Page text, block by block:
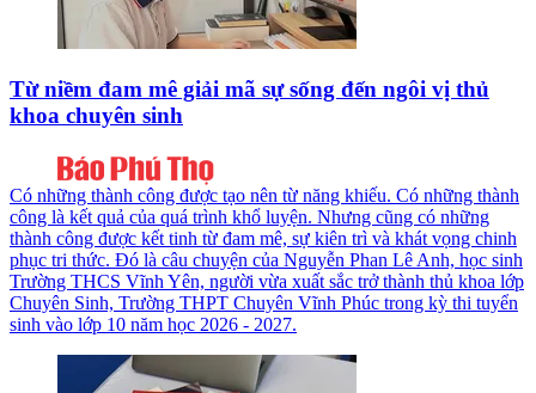
Từ niềm đam mê giải mã sự sống đến ngôi vị thủ
khoa chuyên sinh
Có những thành công được tạo nên từ năng khiếu. Có những thành
công là kết quả của quá trình khổ luyện. Nhưng cũng có những
thành công được kết tinh từ đam mê, sự kiên trì và khát vọng chinh
phục tri thức. Đó là câu chuyện của Nguyễn Phan Lê Anh, học sinh
Trường THCS Vĩnh Yên, người vừa xuất sắc trở thành thủ khoa lớp
Chuyên Sinh, Trường THPT Chuyên Vĩnh Phúc trong kỳ thi tuyển
sinh vào lớp 10 năm học 2026 - 2027.